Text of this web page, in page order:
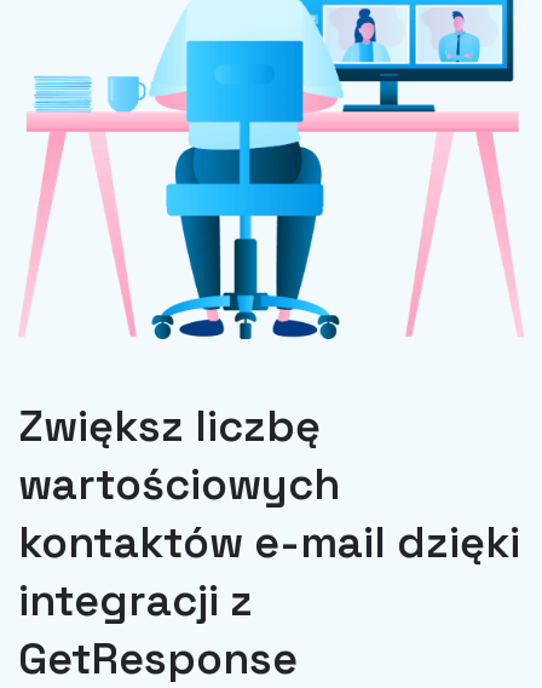
Zwiększ liczbę
wartościowych
kontaktów e-mail dzięki
integracji z
GetResponse